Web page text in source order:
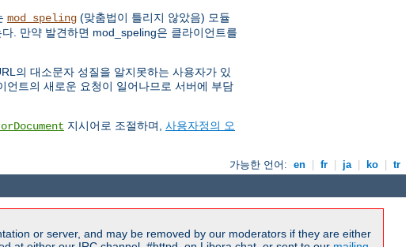
mod_speling (맞춤법이 틀리지 않았음) 모듈
. 만약 발견하면 mod_speling은 클라이언트를
의 대소문자 성질을 알지못하는 사용자가 있
트의 새로운 요청이 일어나므로 서버에 부담
지시어로 조절하며, 사용자정의 오
가능한 언어: en fr ja ko tr
or server, and may be removed by our moderators if they are either